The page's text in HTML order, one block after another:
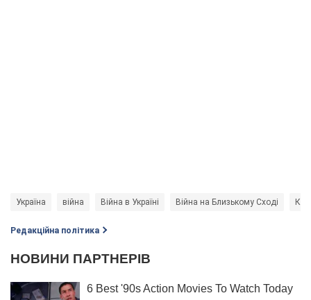
Україна війна Війна в Україні Війна на Близькому Сході
Редакційна політика